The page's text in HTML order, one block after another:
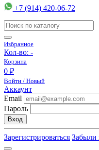
+7 (914) 420-06-72
Избранное
Кол-во: -
Корзина
0 ₽
Войти / Новый
Аккаунт
Email
Пароль
Вход
Зарегистрироваться Забыли